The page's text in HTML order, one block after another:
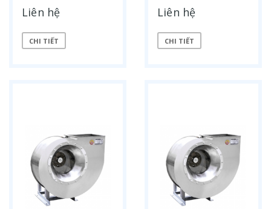
Liên hệ
CHI TIẾT
Liên hệ
CHI TIẾT